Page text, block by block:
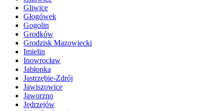
Gliwice
Głogówek
Gogolin
Grodków
Grodzisk Mazowiecki
Imielin
Inowrocław
Jabłonka
Jastrzębie-Zdrój
Jawiszowice
Jaworzno
Jędrzejów